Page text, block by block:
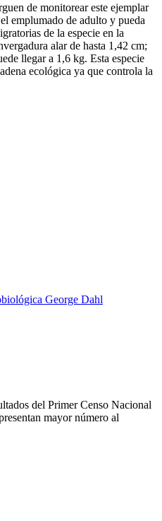
de monitorear este ejemplar
emplumado de adulto y pueda
de la especie en la
alar de hasta 1,42 cm;
llegar a 1,6 kg. Esta especie
ecológica ya que controla la
del Primer Censo Nacional
mayor número al